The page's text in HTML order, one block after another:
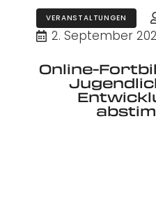
VERANSTALTUNGEN
2. September
Online-